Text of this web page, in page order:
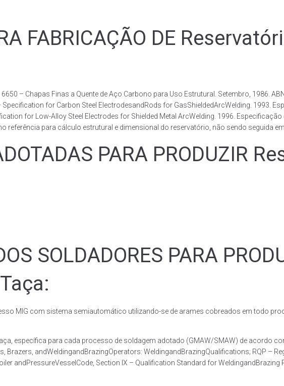
FABRICAÇÃO DE
– Chapas Finas a Quente de Aço Carbono para Uso Estrutural. Setembro, 1986.
for Carbon Steel ElectrodesandRods for GasShieldedArcWelding. 1993.
for Low-Alloy Steel Electrodes for Shielded Metal ArcWelding. 1996.
para cálculo estrutural e dimensional do reservatório, não sendo seguida em
PARA PRODUZIR
SOLDADORES PARA
MIG com sistema semiautomático utilizando-se de arames cobreados em todo
específica para cada processo de soldagem adotado (GMAW/SMAW) de acordo
Brazers, andWeldingandBrazingOperators: WeldingandBrazingQualifications; RQP –
andPressureVesselCode, Section IX – Qualification Standard for WeldingandBrazing